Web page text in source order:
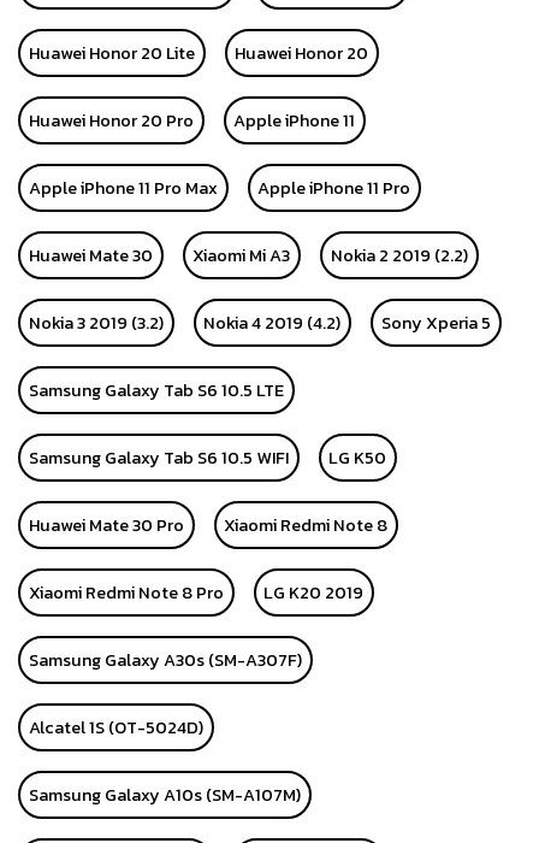
Huawei Honor 20 Lite Huawei Honor 20
Huawei Honor 20 Pro Apple iPhone 11
Apple iPhone 11 Pro Max Apple iPhone 11 Pro
Huawei Mate 30 Xiaomi Mi A3 Nokia 2 2019 (2.2)
Nokia 3 2019 (3.2) Nokia 4 2019 (4.2) Sony Xperia 5
Samsung Galaxy Tab S6 10.5 LTE
Samsung Galaxy Tab S6 10.5 WIFI LG K50
Huawei Mate 30 Pro Xiaomi Redmi Note 8
Xiaomi Redmi Note 8 Pro LG K20 2019
Samsung Galaxy A30s (SM-A307F)
Alcatel 1S (OT-5024D)
Samsung Galaxy A10s (SM-A107M)